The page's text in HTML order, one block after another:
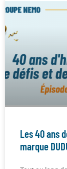
Les 40 ans
marque